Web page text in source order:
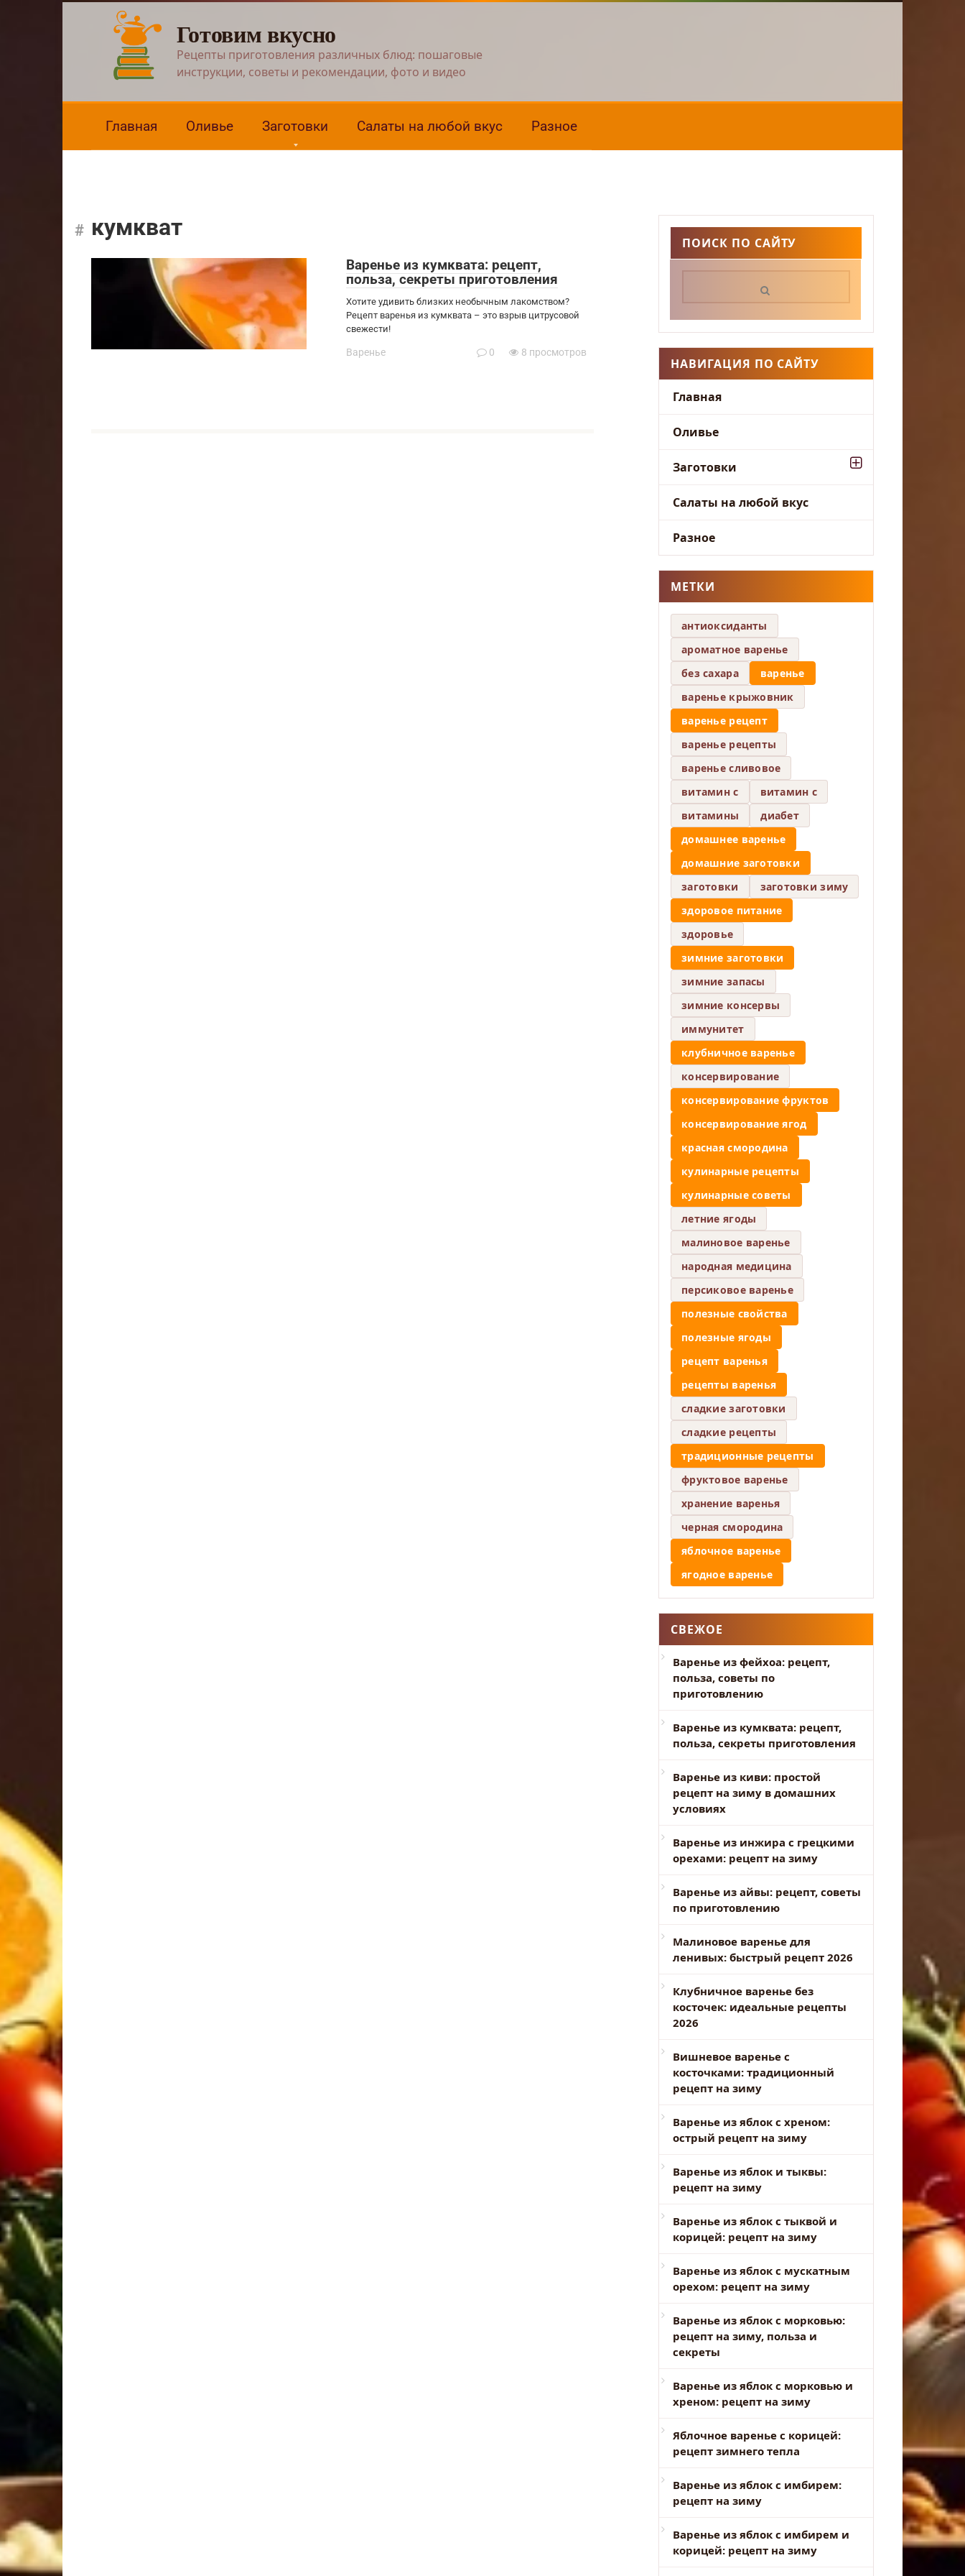
Готовим вкусно
Рецепты приготовления различных блюд: пошаговые
инструкции, советы и рекомендации, фото и видео
Главная Оливье Заготовки Салаты на любой вкус Разное
кумкват
Варенье из кумквата: рецепт,
польза, секреты приготовления
Хотите удивить близких необычным лакомством?
Рецепт варенья из кумквата – это взрыв цитрусовой
свежести!
Варенье 0 8 просмотров
ПОИСК ПО САЙТУ
НАВИГАЦИЯ ПО САЙТУ
Главная
Оливье
Заготовки
Салаты на любой вкус
Разное
МЕТКИ
антиоксиданты
ароматное варенье
без сахара
варенье
варенье крыжовник
варенье рецепт
варенье рецепты
варенье сливовое
витамин c
витамин с
витамины
диабет
домашнее варенье
домашние заготовки
заготовки
заготовки зиму
здоровое питание
здоровье
зимние заготовки
зимние запасы
зимние консервы
иммунитет
клубничное варенье
консервирование
консервирование фруктов
консервирование ягод
красная смородина
кулинарные рецепты
кулинарные советы
летние ягоды
малиновое варенье
народная медицина
персиковое варенье
полезные свойства
полезные ягоды
рецепт варенья
рецепты варенья
сладкие заготовки
сладкие рецепты
традиционные рецепты
фруктовое варенье
хранение варенья
черная смородина
яблочное варенье
ягодное варенье
СВЕЖОЕ
Варенье из фейхоа: рецепт,
польза, советы по
приготовлению
Варенье из кумквата: рецепт,
польза, секреты приготовления
Варенье из киви: простой
рецепт на зиму в домашних
условиях
Варенье из инжира с грецкими
орехами: рецепт на зиму
Варенье из айвы: рецепт, советы
по приготовлению
Малиновое варенье для
ленивых: быстрый рецепт 2026
Клубничное варенье без
косточек: идеальные рецепты
2026
Вишневое варенье с
косточками: традиционный
рецепт на зиму
Варенье из яблок с хреном:
острый рецепт на зиму
Варенье из яблок и тыквы:
рецепт на зиму
Варенье из яблок с тыквой и
корицей: рецепт на зиму
Варенье из яблок с мускатным
орехом: рецепт на зиму
Варенье из яблок с морковью:
рецепт на зиму, польза и
секреты
Варенье из яблок с морковью и
хреном: рецепт на зиму
Яблочное варенье с корицей:
рецепт зимнего тепла
Варенье из яблок с имбирем:
рецепт на зиму
Варенье из яблок с имбирем и
корицей: рецепт на зиму